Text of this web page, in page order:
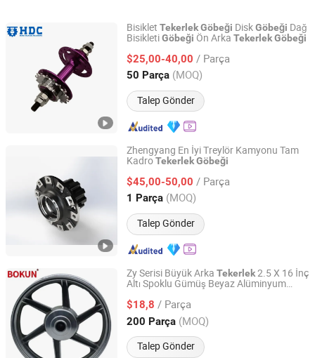
Bisiklet TekerlekGöbeği DiskGöbeği Dağ
BisikletiGöbeği Ön Arka TekerlekGöbeği
$25,00-40,00 / Parça
50 Parça (MOQ)
Talep Gönder
Wuxi Henderchan Industrial Co Ltd
Jiangsu, China Fiyat 2023
Zhengyang En İyi Treylör Kamyonu Tam
KadroTekerlekGöbeği
$45,00-50,00 / Parça
1 Parça (MOQ)
Talep Gönder
Shandong Zhengyang Machinery Co. Ltd
Shandong, China Fiyat 2023
Zy Serisi Büyük Arka Tekerlek2.5 X 16 İnç
Altı Spoklu Gümüş Beyaz Alüminyum
Göbeği
$18,8 / Parça
200 Parça (MOQ)
Talep Gönder
Yongkang Aokun Industry and Trade Co., Ltd
Zhejiang, China Fiyat 2025